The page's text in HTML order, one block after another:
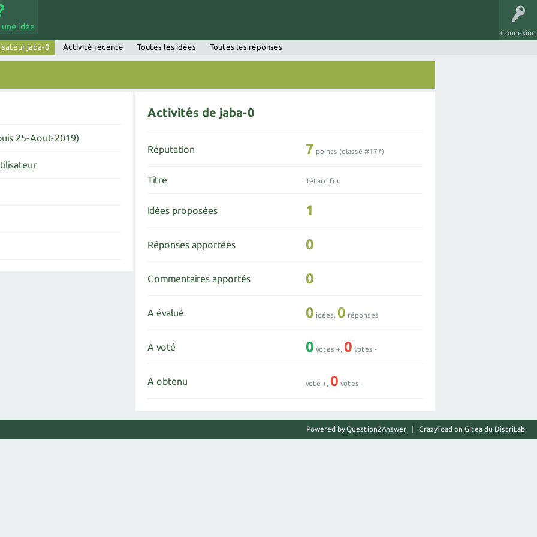
Connexion
une idée
jaba-0 Activité récente Toutes les idées Toutes les réponses
25-Aout-2019)
Activités de jaba-0
Réputation 7 points (classé #177)
Titre Tétard fou
Idées proposées 1
Réponses apportées 0
Commentaires apportés 0
A évalué 0 idées,0 réponses
A voté 0 votes +,0 votes -
A obtenu vote +,0 votes -
CrazyToad on Gitea du DistriLab
Powered byQuestion2Answer